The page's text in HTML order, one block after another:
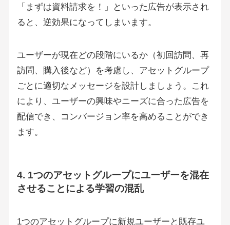
「まずは資料請求を！」といった広告が表示され
ると、逆効果になってしまいます。
ユーザーが現在どの段階にいるか（初回訪問、再
訪問、購入後など）を考慮し、アセットグループ
ごとに適切なメッセージを設計しましょう。これ
により、ユーザーの興味やニーズに合った広告を
配信でき、コンバージョン率を高めることができ
ます。
4. 1つのアセットグループにユーザーを混在
させることによる学習の混乱
1つのアセットグループに新規ユーザーと既存ユ